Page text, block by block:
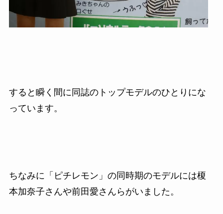
すると瞬く間に同誌のトップモデルのひとりにな
っています。
ちなみに「ピチレモン」の同時期のモデルには榎
本加奈子さんや前田愛さんらがいました。